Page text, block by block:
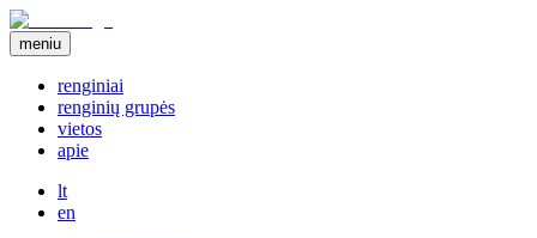
meniu
renginiai
renginių grupės
vietos
apie
lt
en